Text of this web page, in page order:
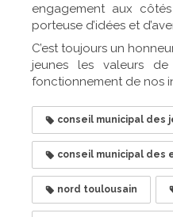
engagement aux
porteuse d’idées et
C’est toujours un
jeunes les valeurs
fonctionnement de nos
conseil municipal des
conseil municipal des
nord toulousain